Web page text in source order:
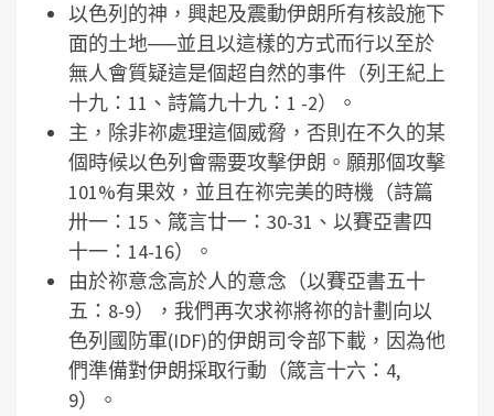
以色列的神，興起及震動伊朗所有核設施下
面的土地──並且以這樣的方式而行以至於
無人會質疑這是個超自然的事件（列王紀上
十九：11、詩篇九十九：1 -2）。
主，除非祢處理這個威脅，否則在不久的某
個時候以色列會需要攻擊伊朗。願那個攻擊
101%有果效，並且在祢完美的時機（詩篇
卅一：15、箴言廿一：30-31、以賽亞書四
十一：14-16）。
由於祢意念高於人的意念（以賽亞書五十
五：8-9），我們再次求祢將祢的計劃向以
色列國防軍(IDF)的伊朗司令部下載，因為他
們準備對伊朗採取行動（箴言十六：4,
9）。